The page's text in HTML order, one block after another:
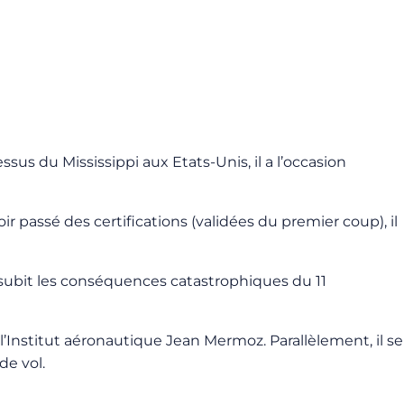
du Mississippi aux Etats-Unis, il a l’occasion
passé des certifications (validées du premier coup), il
les conséquences catastrophiques du 11
aéronautique Jean Mermoz. Parallèlement, il se
vol.